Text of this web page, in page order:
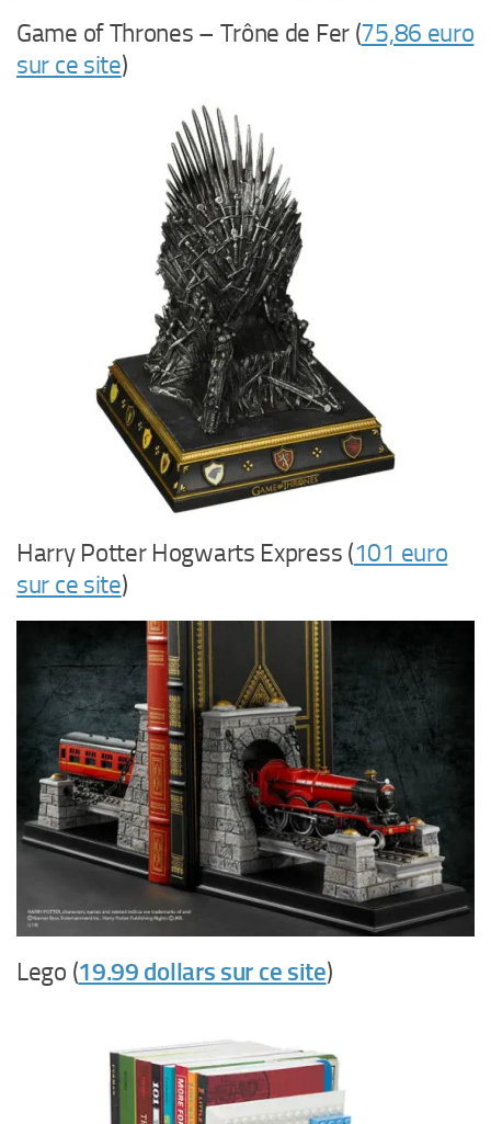
Game of Thrones – Trône de Fer (75,86 euro
sur ce site)
Harry Potter Hogwarts Express (101 euro
sur ce site)
Lego (19.99 dollars sur ce site)